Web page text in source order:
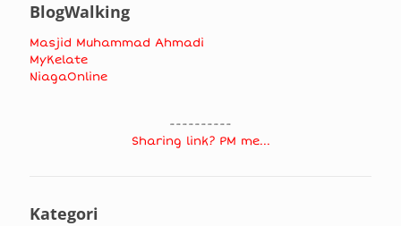
BlogWalking
Masjid Muhammad Ahmadi
MyKelate
NiagaOnline
----------
Sharing link? PM me...
Kategori